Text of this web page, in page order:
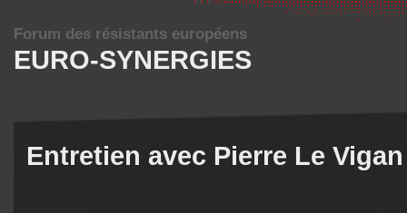
EURO-SYNERGIES
Forum des résistants européens
Entretien avec Pierre Le Vigan